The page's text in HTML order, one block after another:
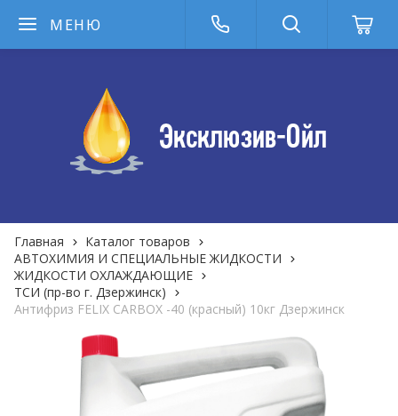
МЕНЮ
Главная
Каталог товаров
АВТОХИМИЯ И СПЕЦИАЛЬНЫЕ ЖИДКОСТИ
ЖИДКОСТИ ОХЛАЖДАЮЩИЕ
ТСИ (пр-во г. Дзержинск)
Антифриз FELIX CARBOX -40 (красный) 10кг Дзержинск